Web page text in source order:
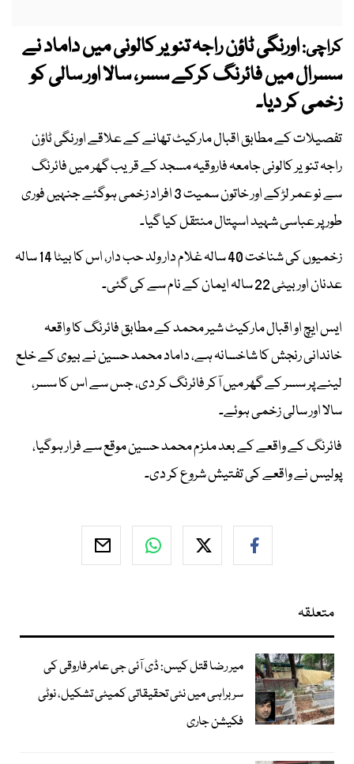
کراچی:اورنگی ٹاؤن راجہ تنویر کالونی میں داماد نے
سسرال میں فائرنگ کرکے سسر، سالا اور سالی کو
زخمی کر دیا۔
تفصیلات کے مطابق اقبال مارکیٹ تھانے کے علاقے اورنگی ٹاؤن
راجہ تنویر کالونی جامعہ فاروقیہ مسجد کے قریب گھر میں فائرنگ
سے نو عمر لڑکے اور خاتون سمیت 3 افراد زخمی ہوگئے جنہیں فوری
طور پر عباسی شہید اسپتال منتقل کیا گیا۔
زخمیوں کی شناخت 40 سالہ غلام دار ولد حب دار، اس کا بیٹا 14 سالہ
عدنان اور بیٹی 22 سالہ ایمان کے نام سے کی گئی۔
ایس ایچ او اقبال مارکیٹ شیر محمد کے مطابق فائرنگ کا واقعہ
خاندانی رنجش کا شاخسانہ ہے، داماد محمد حسین نے بیوی کے خلع
لینے پر سسر کے گھر میں آکر فائرنگ کر دی، جس سے اس کا سسر،
سالا اور سالی زخمی ہوئے۔
فائرنگ کے واقعے کے بعد ملزم محمد حسین موقع سے فرار ہوگیا،
پولیس نے واقعے کی تفتیش شروع کر دی۔
متعلقہ
میر رضا قتل کیس: ڈی آئی جی عامر فاروقی کی
سربراہی میں نئی تحقیقاتی کمیٹی تشکیل، نوٹی
فکیشن جاری